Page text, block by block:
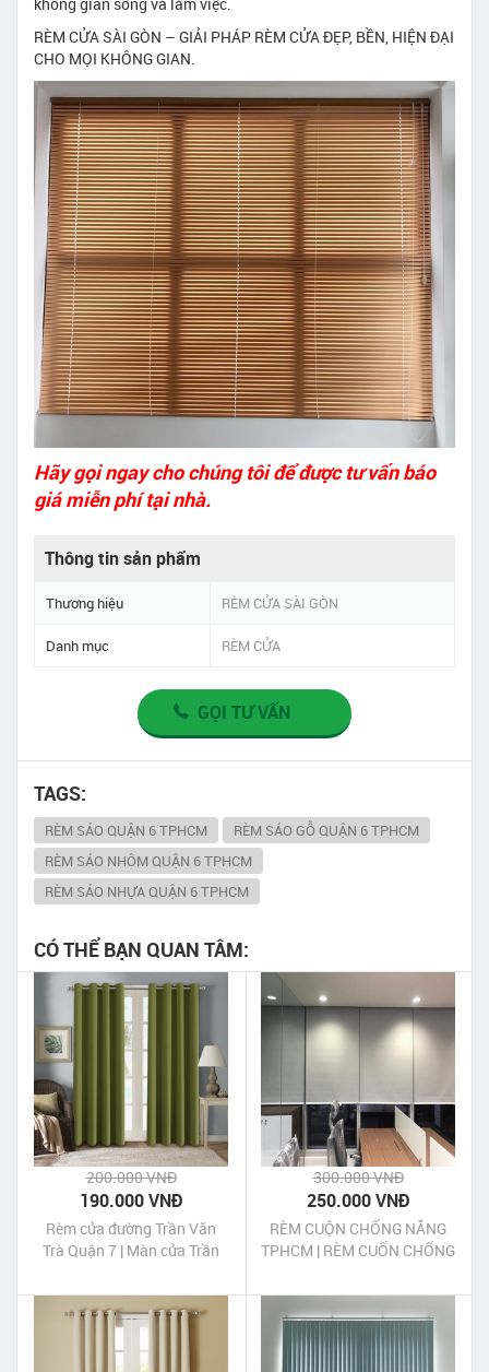
RÈM CỬA SÀI GÒN – GIẢI PHÁP RÈM CỬA ĐẸP, BỀN, HIỆN ĐẠI
CHO MỌI KHÔNG GIAN.
Hãy gọi ngay cho chúng tôi để được tư vấn báo
giá miễn phí tại nhà.
Thông tin sản phẩm
Thương hiệu RÈM CỬA SÀI GÒN
Danh mục RÈM CỬA
GỌI TƯ VẤN
TAGS:
RÈM SÁO QUẬN 6 TPHCM
RÈM SÁO GỖ QUẬN 6 TPHCM
RÈM SÁO NHÔM QUẬN 6 TPHCM
RÈM SÁO NHỰA QUẬN 6 TPHCM
CÓ THỂ BẠN QUAN TÂM:
200.000 VNĐ
190.000 VNĐ
Rèm cửa đường Trần Văn
Trà Quận 7 | Màn cửa Trần
300.000 VNĐ
250.000 VNĐ
RÈM CUỘN CHỐNG NẮNG
TPHCM | RÈM CUỐN CHỐNG